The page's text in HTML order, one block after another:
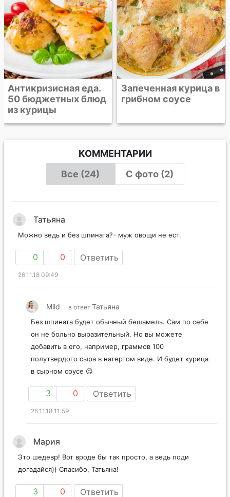
Запеченная курица в
грибном соусе
КОММЕНТАРИИ
Все (24)
С фото (2)
Татьяна
Можно ведь и без шпината?- муж овощи не ест.
0 0 Ответить
26.11.18 09:49
Mild в ответ Татьяна
Без шпината будет обычный бешамель. Сам по себе
он не больно выразительный. Но вы можете
добавить в его, например, граммов 100
полутвердого сыра в натертом виде. И будет курица
в сырном соусе 😉
3 0 Ответить
26.11.18 11:59
Мария
Это шедевр! Вот вроде бы так просто, а ведь поди
догадайся)) Спасибо, Татьяна!
3 0 Ответить